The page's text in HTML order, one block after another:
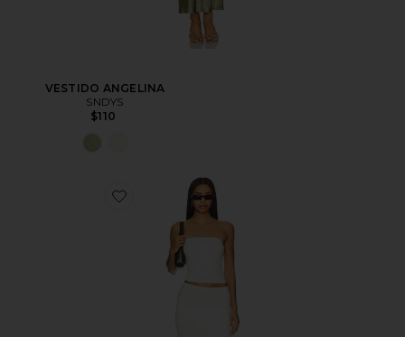
VESTIDO ANGELINA
SNDYS
$110